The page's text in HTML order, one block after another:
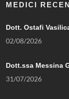
MEDICI
Dott. Ostafi
02/08/2026
Dott.ssa Messina
31/07/2026